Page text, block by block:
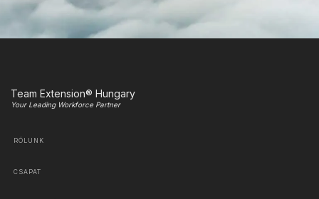
Team Extension® Hungary
Your Leading Workforce Partner
RÓLUNK
CSAPAT